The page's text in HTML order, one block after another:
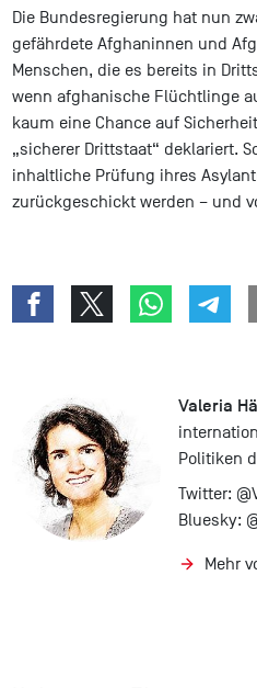
Die Bundesregierung hat nun
gefährdete Afghaninnen und
Menschen, die es bereits in
wenn afghanische Flüchtlinge
kaum eine Chance auf
„sicherer Drittstaat“ deklariert.
inhaltliche Prüfung ihres
zurückgeschickt werden – und
Valeria
Politiken
Twitter:
Bluesky:
Mehr